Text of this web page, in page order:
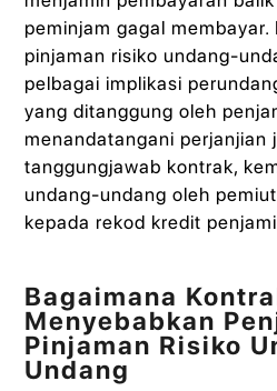
peminjam gagal
pinjaman risiko undang-
pelbagai implikasi
yang ditanggung oleh
menandatangani perjanjian
tanggungjawab kontrak,
undang-undang oleh
kepada rekod kredit
Bagaimana
Menyebabkan
Pinjaman Risiko
Undang